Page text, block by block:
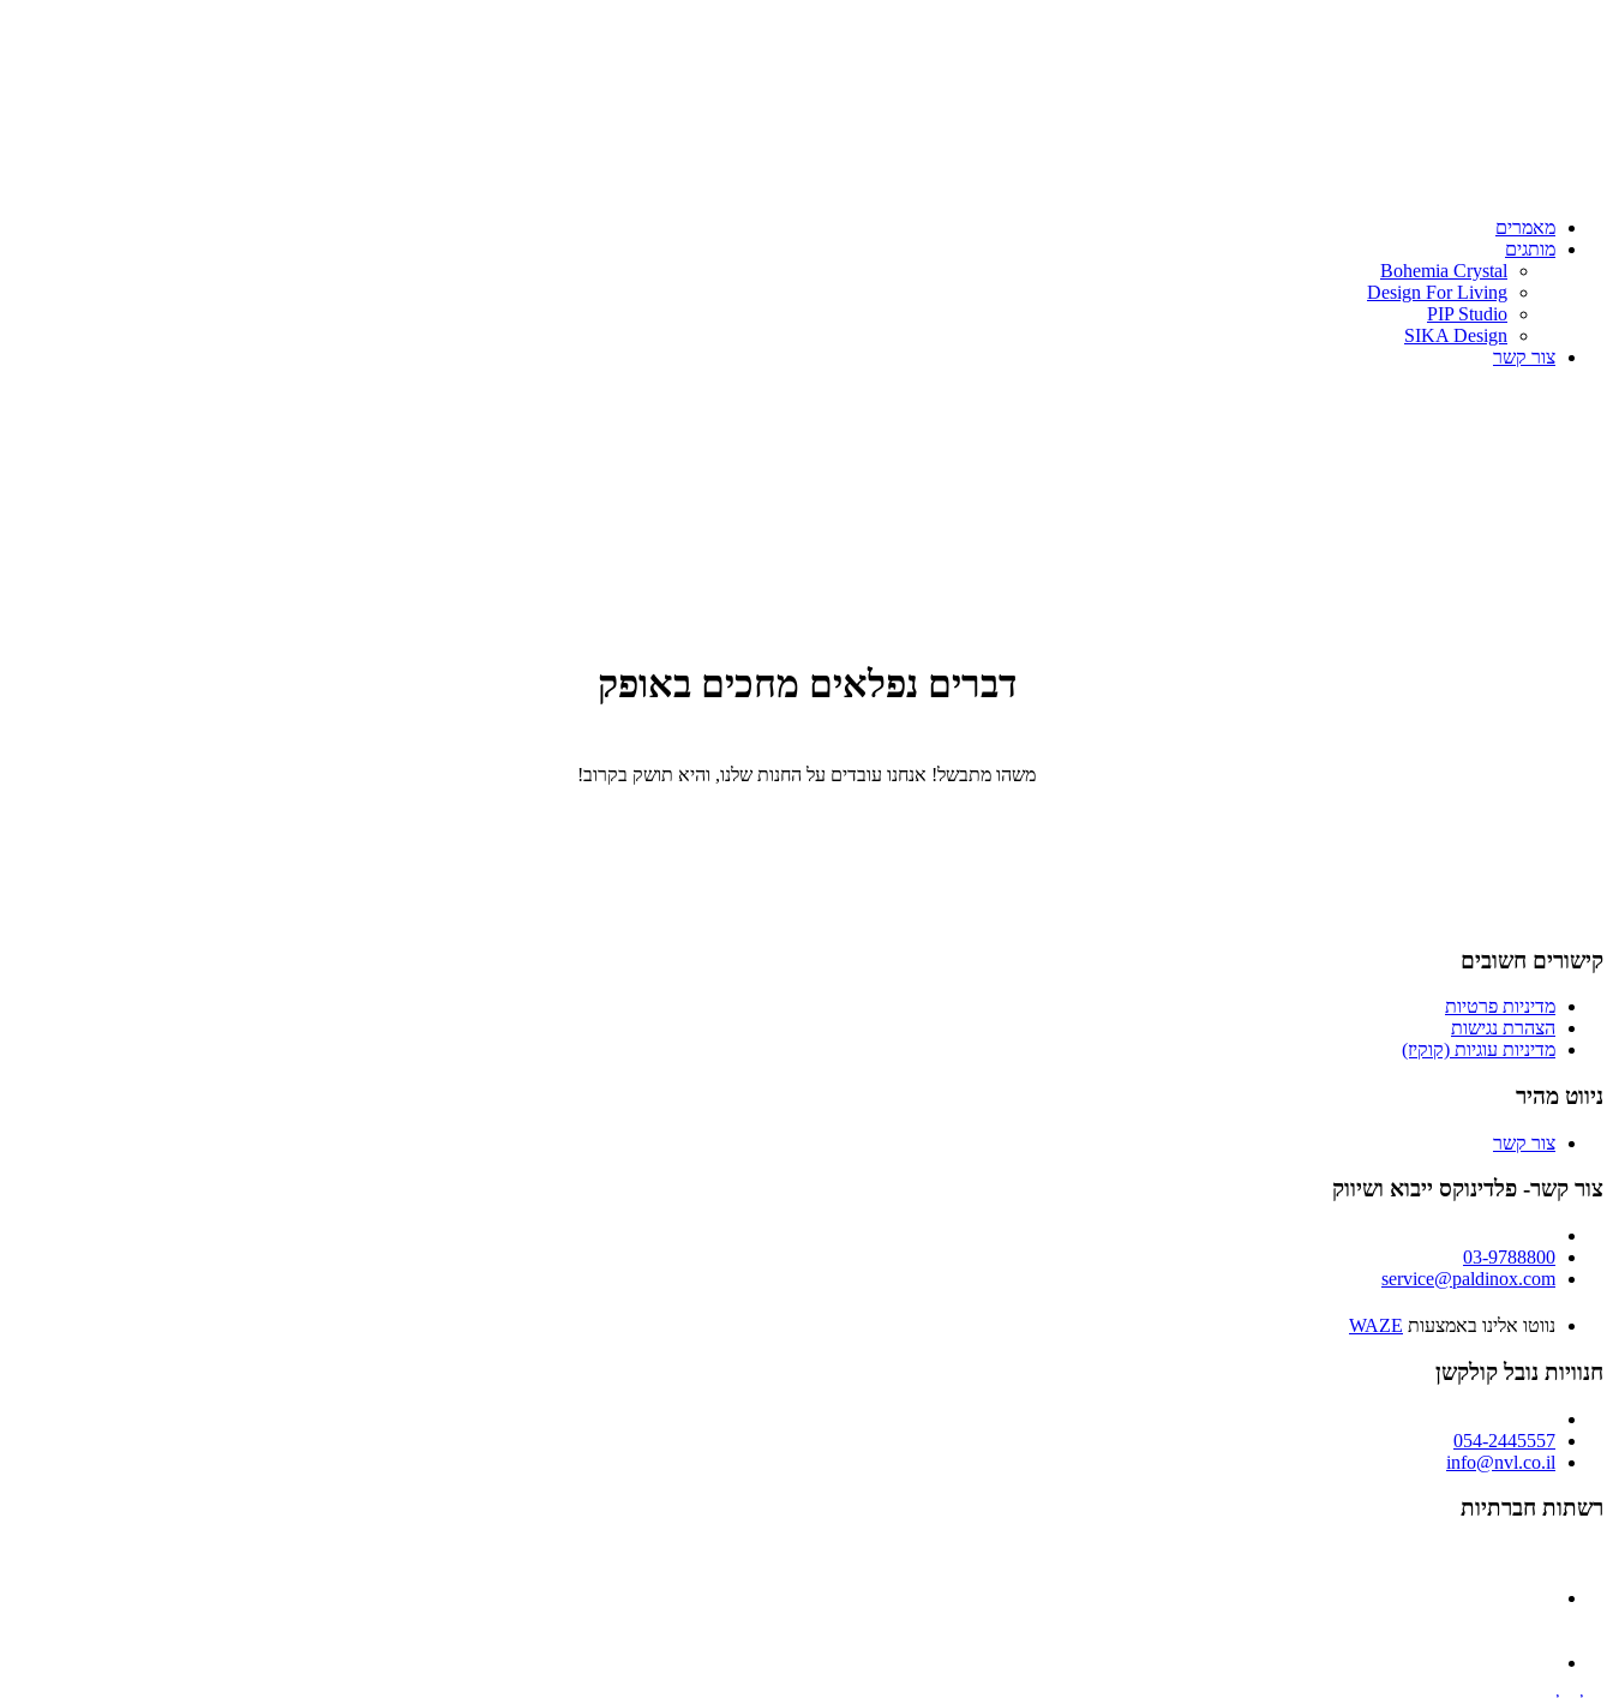
מאמרים
מותגים
Bohemia Crystal
Design For Living
PIP Studio
SIKA Design
צור קשר
דברים נפלאים מחכים באופק
משהו מתבשל! אנחנו עובדים על החנות שלנו, והיא תושק בקרוב!
קישורים חשובים
מדיניות פרטיות
הצהרת נגישות
מדיניות עוגיות (קוקיז)
ניווט מהיר
צור קשר
צור קשר- פלדינוקס ייבוא ושיווק
03-9788800
service@paldinox.com
נווטו אלינו באמצעות WAZE
חנוויות נובל קולקשן
054-2445557
info@nvl.co.il
רשתות חברתיות